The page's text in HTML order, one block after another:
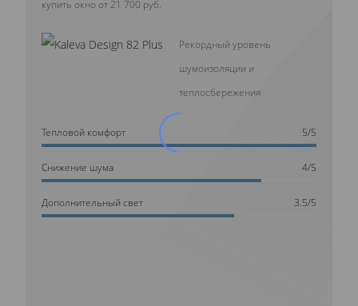
купить окно от 21 700 руб.
Рекордный уровень
шумоизоляции и
теплосбережения
Тепловой комфорт 5/5
Cнижение шума 4/5
Дополнительный свет 3.5/5